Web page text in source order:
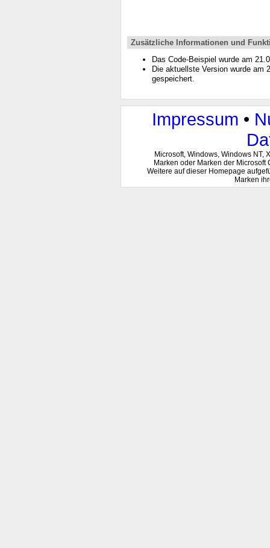
Zusätzliche Informationen und
Das Code-Beispiel wurde am
Die aktuellste Version wurde am
gespeichert.
Impressum •
Microsoft, Windows, Windows NT,
Marken oder Marken der
Weitere auf dieser Homepage
Marken